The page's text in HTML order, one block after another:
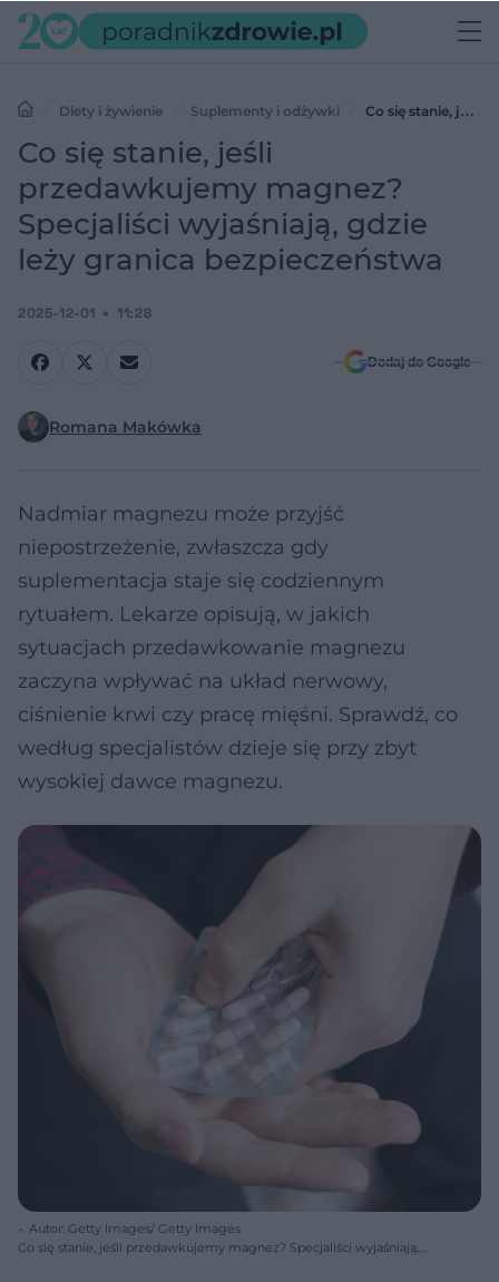
Diety i żywienie Suplementy i odżywki
Co się stanie, jeśli
przedawkujemy magnez? Specjaliści wyjaśniają, gdzie leży granica
bezpieczeństwa
Co się stanie, jeśli
przedawkujemy magnez?
Specjaliści wyjaśniają, gdzie
leży granica bezpieczeństwa
2025-12-01 11:28
Dodaj do Google
Romana Makówka
Nadmiar magnezu może przyjść
niepostrzeżenie, zwłaszcza gdy
suplementacja staje się codziennym
rytuałem. Lekarze opisują, w jakich
sytuacjach przedawkowanie magnezu
zaczyna wpływać na układ nerwowy,
ciśnienie krwi czy pracę mięśni. Sprawdź, co
według specjalistów dzieje się przy zbyt
wysokiej dawce magnezu.
Autor: Getty Images/ Getty Images
Co się stanie, jeśli przedawkujemy magnez? Specjaliści wyjaśniają,